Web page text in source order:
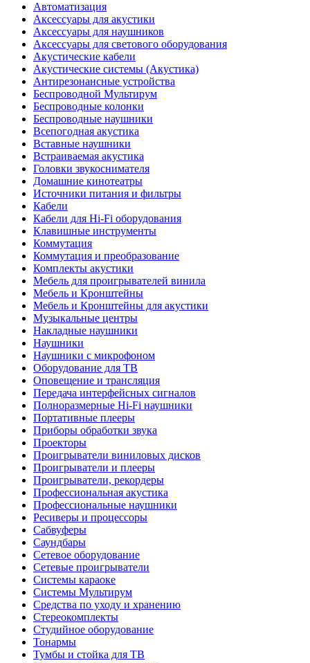
Автоматизация
Аксессуары для акустики
Аксессуары для наушников
Аксессуары для светового оборудования
Акустические кабели
Акустические системы (Акустика)
Антирезонансные устройства
Беспроводной Мультирум
Беспроводные колонки
Беспроводные наушники
Всепогодная акустика
Вставные наушники
Встраиваемая акустика
Головки звукоснимателя
Домашние кинотеатры
Источники питания и фильтры
Кабели
Кабели для Hi-Fi оборудования
Клавишные инструменты
Коммутация
Коммутация и преобразование
Комплекты акустики
Мебель для проигрывателей винила
Мебель и Кронштейны
Мебель и Кронштейны для акустики
Музыкальные центры
Накладные наушники
Наушники
Наушники с микрофоном
Оборудование для ТВ
Оповещение и трансляция
Передача интерфейсных сигналов
Полноразмерные Hi-Fi наушники
Портативные плееры
Приборы обработки звука
Проекторы
Проигрыватели виниловых дисков
Проигрыватели и плееры
Проигрыватели, рекордеры
Профессиональная акустика
Профессиональные наушники
Ресиверы и процессоры
Сабвуферы
Саундбары
Сетевое оборудование
Сетевые проигрыватели
Системы караоке
Системы Мультирум
Средства по уходу и хранению
Стереокомплекты
Студийное оборудование
Тонармы
Тумбы и стойка для ТВ